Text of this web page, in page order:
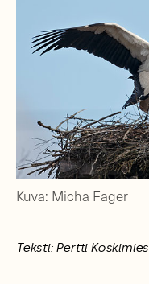
Kuva: Micha Fager
Teksti: Pertti Koskimies